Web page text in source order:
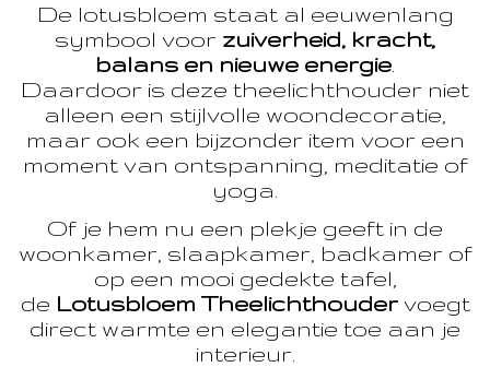
De lotusbloem staat al eeuwenlang
symbool voor zuiverheid, kracht,
balans en nieuwe energie
Daardoor is deze theelichthouder niet
alleen een stijlvolle woondecoratie,
maar ook een bijzonder item voor een
moment van ontspanning, meditatie of
yoga.
Of je hem nu een plekje geeft in de
woonkamer, slaapkamer, badkamer of
op een mooi gedekte tafel,
de Lotusbloem Theelichthoudervoegt
direct warmte en elegantie toe aan je
interieur.